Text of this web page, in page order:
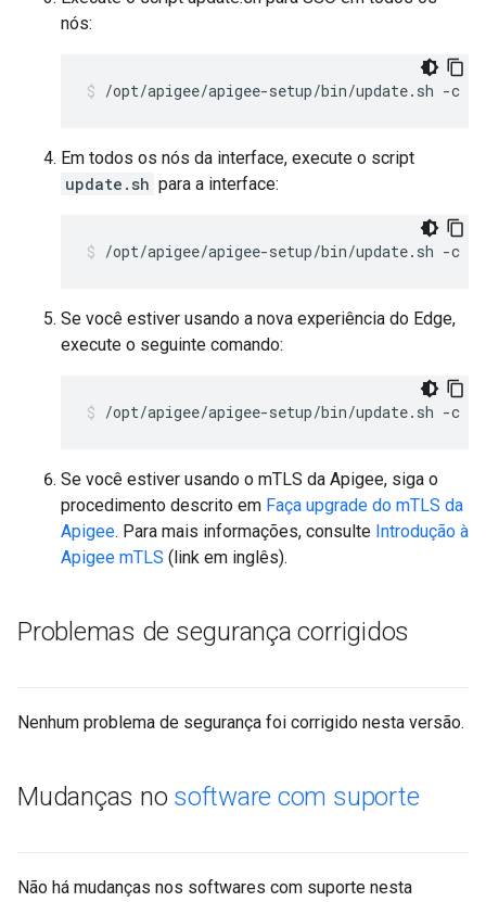
nós:
/opt/apigee/apigee-setup/bin/update.sh -c
Em todos os nós da interface, execute o script
update.sh para a interface:
/opt/apigee/apigee-setup/bin/update.sh -c
Se você estiver usando a nova experiência do Edge,
execute o seguinte comando:
/opt/apigee/apigee-setup/bin/update.sh -c
Se você estiver usando o mTLS da Apigee, siga o
procedimento descrito em Faça upgrade do mTLS da
Apigee. Para mais informações, consulte Introdução à
Apigee mTLS (link em inglês).
Problemas de segurança corrigidos
Nenhum problema de segurança foi corrigido nesta versão.
Mudanças no software com suporte
Não há mudanças nos softwares com suporte nesta